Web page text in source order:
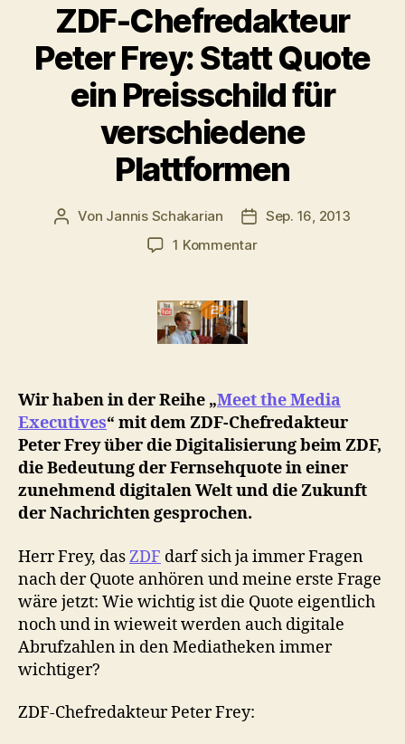
ZDF-Chefredakteur
Peter Frey: Statt Quote
ein Preisschild für
verschiedene
Plattformen
Beitragsautor
Von Jannis Schakarian Veröffentlichungsdatum
Sep. 16, 2013
1 Kommentarzu
Preisschild
für
verschiedene
Plattformen
Wir haben in der Reihe „Meet the Media
Executives“ mit dem ZDF-Chefredakteur
Peter Frey über die Digitalisierung beim ZDF,
die Bedeutung der Fernsehquote in einer
zunehmend digitalen Welt und die Zukunft
der Nachrichten gesprochen.
Herr Frey, dasZDF darf sich ja immer Fragen
nach der Quote anhören und meine erste Frage
wäre jetzt: Wie wichtig ist die Quote eigentlich
noch und in wieweit werden auch digitale
Abrufzahlen in den Mediatheken immer
wichtiger?
ZDF-Chefredakteur Peter Frey: